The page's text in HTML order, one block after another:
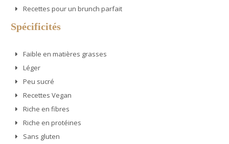
Recettes pour un brunch parfait
Spécificités
Faible en matières grasses
Léger
Peu sucré
Recettes Vegan
Riche en fibres
Riche en protéines
Sans gluten